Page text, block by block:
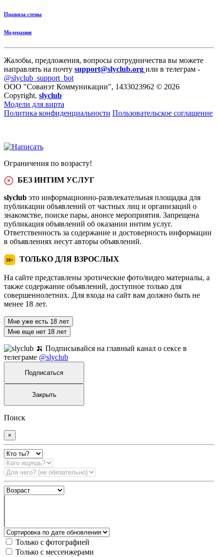
Правила стены
Модерация
Жалобы, предложения, вопросы сотрудничества вы можете
направлять на почту support@slyclub.org или в телеграм -
@slyclub_support_bot
ООО "Сованэт Коммуникации", 1433023962 © 2026
Copyright. slyclub
Модели для вирта
Политика конфиденциальности Пользовательское соглашение
Ограничения по возрасту!
БЕЗ ИНТИМ УСЛУГ
slyclub это информационно-развлекательная площадка для
публикации объявлений от частных лиц и организаций о
знакомстве, поиске пары, анонсе мероприятия. Запрещена
публикация объявлений об оказании интим услуг.
Ответственность за содержание и достоверность информации
в объявлениях несут авторы объявлений.
18+ ТОЛЬКО ДЛЯ ВЗРОСЛЫХ
На сайте представлены эротические фото/видео материалы, а
также содержание объявлений, доступное только для
совершеннолетних. Для входа на сайт вам должно быть не
менее 18 лет.
Мне уже есть 18 лет
Мне еще нет 18 лет
🍌 Подписывайся на главный канал о сексе в
телеграме @slyclub
Подписаться
Закрыть
Поиск
×
Только с фотографией
Только с мессенжерами